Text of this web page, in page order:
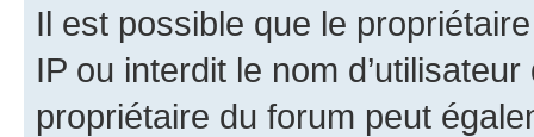
Il est possible que le
IP ou interdit le nom
propriétaire du forum peut